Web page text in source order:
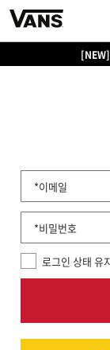
[NEW]
*이메일
*비밀번호
로그인 상태 유